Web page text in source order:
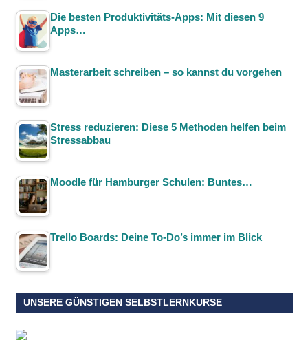
Die besten Produktivitäts-Apps: Mit diesen 9
Apps…
Masterarbeit schreiben – so kannst du vorgehen
Stress reduzieren: Diese 5 Methoden helfen beim
Stressabbau
Moodle für Hamburger Schulen: Buntes…
Trello Boards: Deine To-Do’s immer im Blick
UNSERE GÜNSTIGEN SELBSTLERNKURSE